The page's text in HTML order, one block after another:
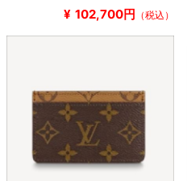
¥ 102,700円 （税込）